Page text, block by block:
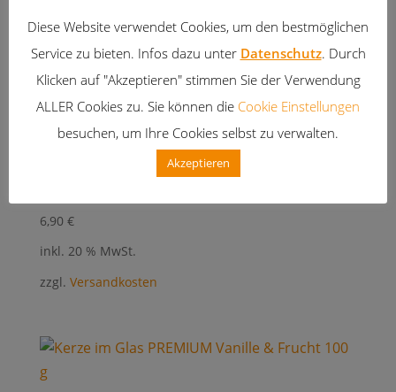
inkl. 20 % MwSt.
zzgl.Versandkosten
Duftöl Zitronatzitrone
6,90 €
inkl. 20 % MwSt.
zzgl. Versandkosten
Diese Website verwendet Cookies, um den bestmöglichen
Service zu bieten. Infos dazu unter Datenschutz. Durch
Klicken auf "Akzeptieren" stimmen Sie der Verwendung
ALLER Cookies zu. Sie können die Cookie Einstellungen
besuchen, um Ihre Cookies selbst zu verwalten.
Akzeptieren